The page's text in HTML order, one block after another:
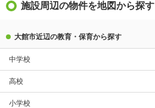
施設周辺の物件を地図から探す
大館市近辺の教育・保育から探す
中学校
高校
小学校